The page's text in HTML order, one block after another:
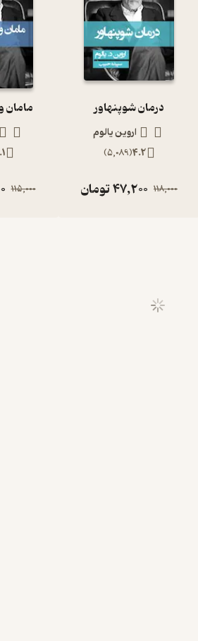
درمان شوپنهاور
اروین یالوم
4.2
(
5,089
)
118,000
47,200تومان
مامان
115,000